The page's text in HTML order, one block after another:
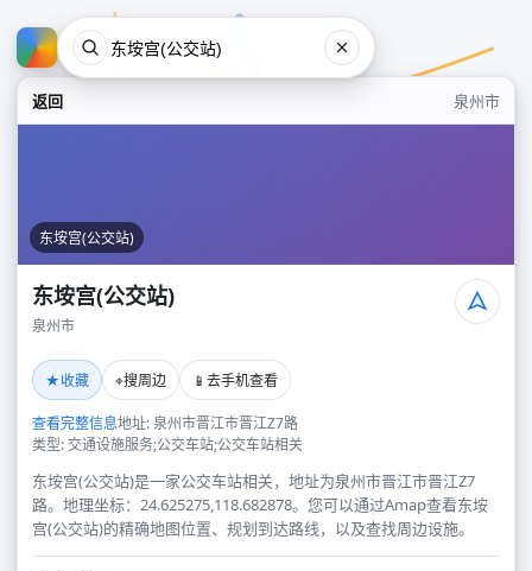
返回 泉州市
东垵宫(公交站)
东垵宫(公交站)
泉州市
★收藏 ⌖搜周边 📱 去手机查看
查看完整信息地址: 泉州市晋江市晋江Z7路
类型: 交通设施服务;公交车站;公交车站相关
东垵宫(公交站)是一家公交车站相关，地址为泉州市晋江市晋江Z7
路。地理坐标：24.625275,118.682878。您可以通过Amap查看东垵
宫(公交站)的精确地图位置、规划到达路线，以及查找周边设施。